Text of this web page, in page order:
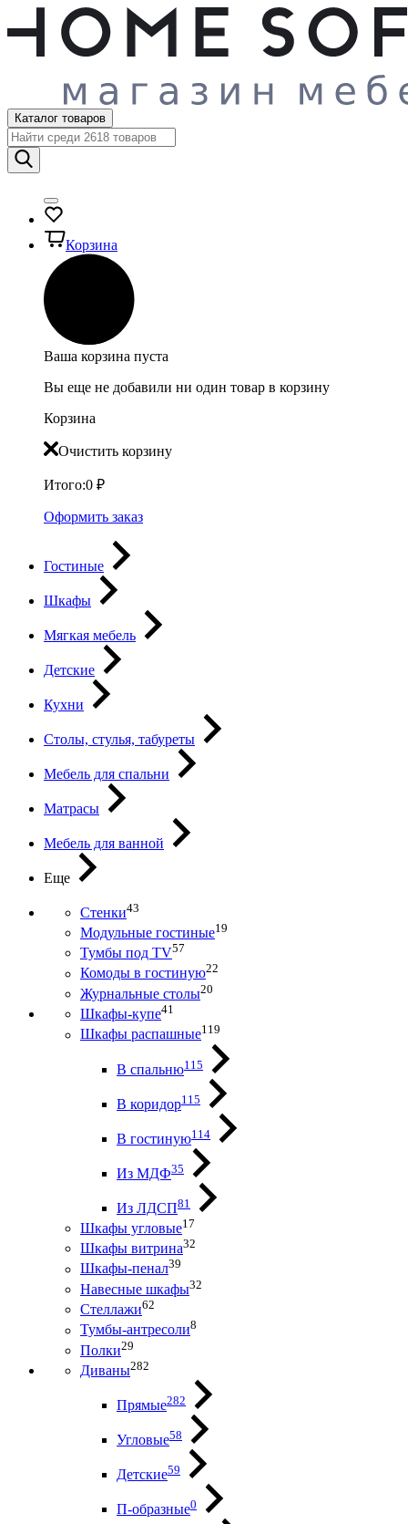
Каталог товаров
Корзина
Ваша корзина пуста
Вы еще не добавили ни один товар в корзину
Корзина
Очистить корзину
Итого:0 ₽
Оформить заказ
Гостиные
Шкафы
Мягкая мебель
Детские
Кухни
Столы, стулья, табуреты
Мебель для спальни
Матрасы
Мебель для ванной
Еще
Стенки43
Модульные гостиные19
Тумбы под ТV57
Комоды в гостиную22
Журнальные столы20
Шкафы-купе41
Шкафы распашные119
В спальню115
В коридор115
В гостиную114
Из МДФ35
Из ЛДСП81
Шкафы угловые17
Шкафы витрина32
Шкафы-пенал39
Навесные шкафы32
Стеллажи62
Тумбы-антресоли8
Полки29
Диваны282
Прямые282
Угловые58
Детские59
П-образные0